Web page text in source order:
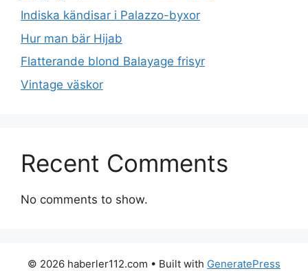
Indiska kändisar i Palazzo-byxor
Hur man bär Hijab
Flatterande blond Balayage frisyr
Vintage väskor
Recent Comments
No comments to show.
© 2026 haberler112.com • Built with GeneratePress